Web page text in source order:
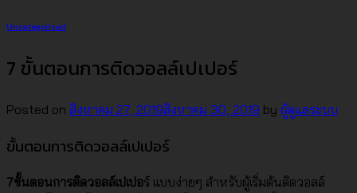
Uncategorized
7 ขั้นตอนการติดวอลล์เปเปอร์
Posted on สิงหาคม 27, 2019สิงหาคม 30, 2019 by ผู้ดูแลระบบ
ขั้นตอนการติดวอลล์เปเปอร์
7ขั้นตอนการติดวอลล์เปเปอร์ แบบง่ายๆ สำหรับผู้เริ่มต้นติตวอลล์